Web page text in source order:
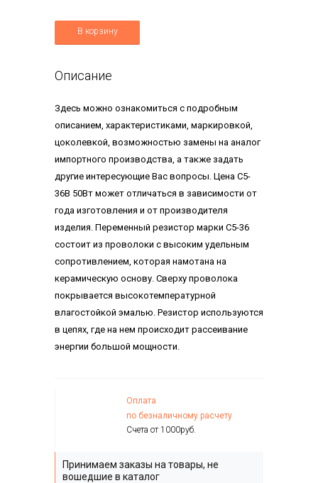
В корзину
Описание
Здесь можно ознакомиться с подробным
описанием, характеристиками, маркировкой,
цоколевкой, возможностью замены на аналог
импортного производства, а также задать
другие интересующие Вас вопросы. Цена С5-
36В 50Вт может отличаться в зависимости от
года изготовления и от производителя
изделия. Переменный резистор марки С5-36
состоит из проволоки с высоким удельным
сопротивлением, которая намотана на
керамическую основу. Сверху проволока
покрывается высокотемпературной
влагостойкой эмалью. Резистор используются
в цепях, где на нем происходит рассеивание
энергии большой мощности.
Оплата
по безналичному расчету
Счета от 1000руб.
Принимаем заказы на товары, не
вошедшие в каталог